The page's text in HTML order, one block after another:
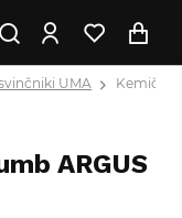
UMA Kemični
ARGUS